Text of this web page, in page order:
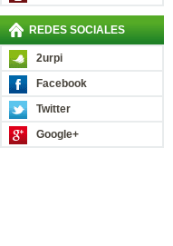
REDES SOCIALES
2urpi
Facebook
Twitter
Google+